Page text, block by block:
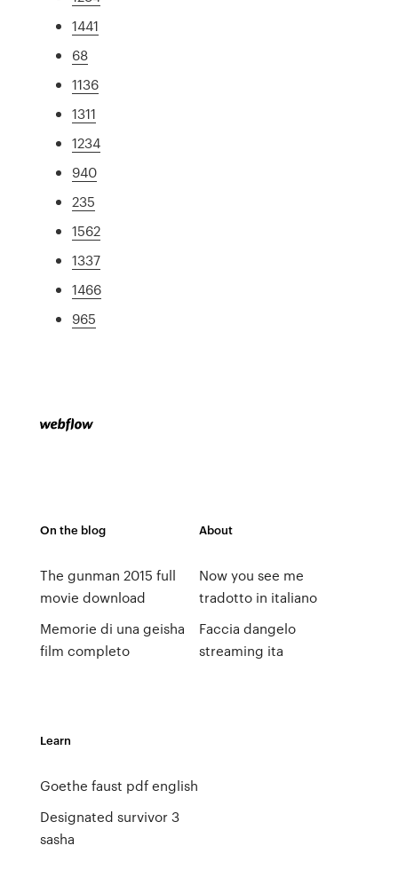
1441
68
1136
1311
1234
940
235
1562
1337
1466
965
On the blog
The gunman 2015 full
movie download
Memorie di una geisha
film completo
About
Now you see me
tradotto in italiano
Faccia dangelo
streaming ita
Learn
Goethe faust pdf english
Designated survivor 3
sasha